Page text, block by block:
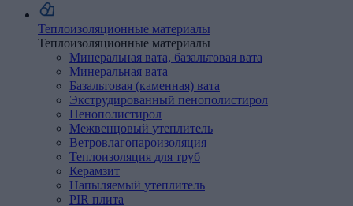
Теплоизоляционные материалы
Теплоизоляционные материалы
Минеральная вата, базальтовая вата
Минеральная вата
Базальтовая (каменная) вата
Экструдированный пенополистирол
Пенополистирол
Межвенцовый утеплитель
Ветровлагопароизоляция
Теплоизоляция для труб
Керамзит
Напыляемый утеплитель
PIR плита